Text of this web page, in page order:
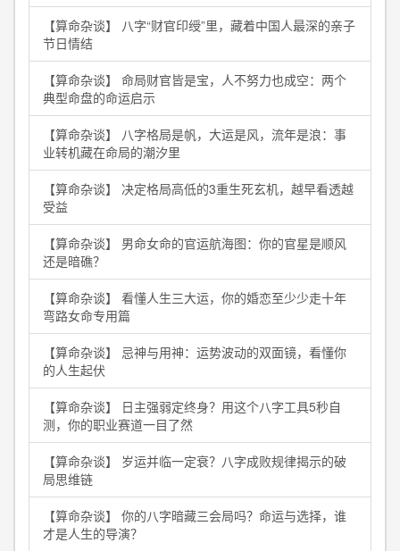
【算命杂谈】 八字“财官印绶”里，藏着中国人最深的亲子
节日情结
【算命杂谈】 命局财官皆是宝，人不努力也成空：两个
典型命盘的命运启示
【算命杂谈】 八字格局是帆，大运是风，流年是浪：事
业转机藏在命局的潮汐里
【算命杂谈】 决定格局高低的3重生死玄机，越早看透越
受益
【算命杂谈】 男命女命的官运航海图：你的官星是顺风
还是暗礁？
【算命杂谈】 看懂人生三大运，你的婚恋至少少走十年
弯路女命专用篇
【算命杂谈】 忌神与用神：运势波动的双面镜，看懂你
的人生起伏
【算命杂谈】 日主强弱定终身？用这个八字工具5秒自
测，你的职业赛道一目了然
【算命杂谈】 岁运并临一定衰？八字成败规律揭示的破
局思维链
【算命杂谈】 你的八字暗藏三会局吗？命运与选择，谁
才是人生的导演？